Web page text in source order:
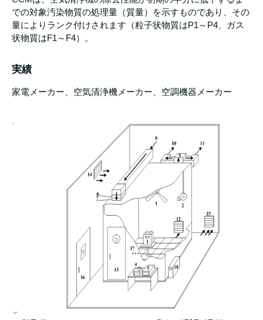
での対象汚染物質の処理量（質量）を示すものであり、その
量によりランク付けされます（粒子状物質はP1～P4、ガス
状物質はF1～F4）。
実績
家電メーカー、空気清浄機メーカー、空調機器メーカー